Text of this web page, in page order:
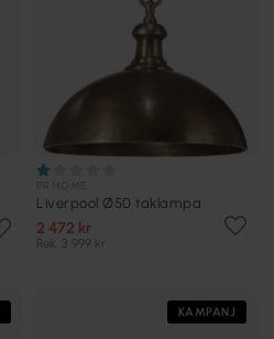
Liverpool Ø50 taklampa
2 472 kr
Rek. 3 999 kr
KAMPANJ